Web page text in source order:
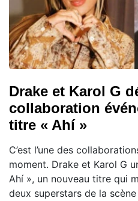
Drake et Karol G
collaboration
titre « Ahí »
C’est l’une des
moment. Drake et Karol G
Ahí », un nouveau titre qui
deux superstars de la